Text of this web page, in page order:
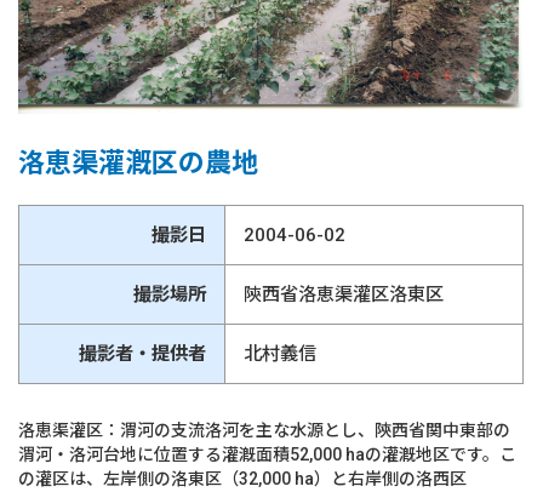
洛恵渠灌漑区の農地
撮影日 2004-06-02
撮影場所 陝西省洛恵渠灌区洛東区
撮影者・提供者 北村義信
洛恵渠灌区：渭河の支流洛河を主な水源とし、陝西省関中東部の
渭河・洛河台地に位置する灌漑面積52,000 haの灌漑地区です。こ
の灌区は、左岸側の洛東区（32,000 ha）と右岸側の洛西区